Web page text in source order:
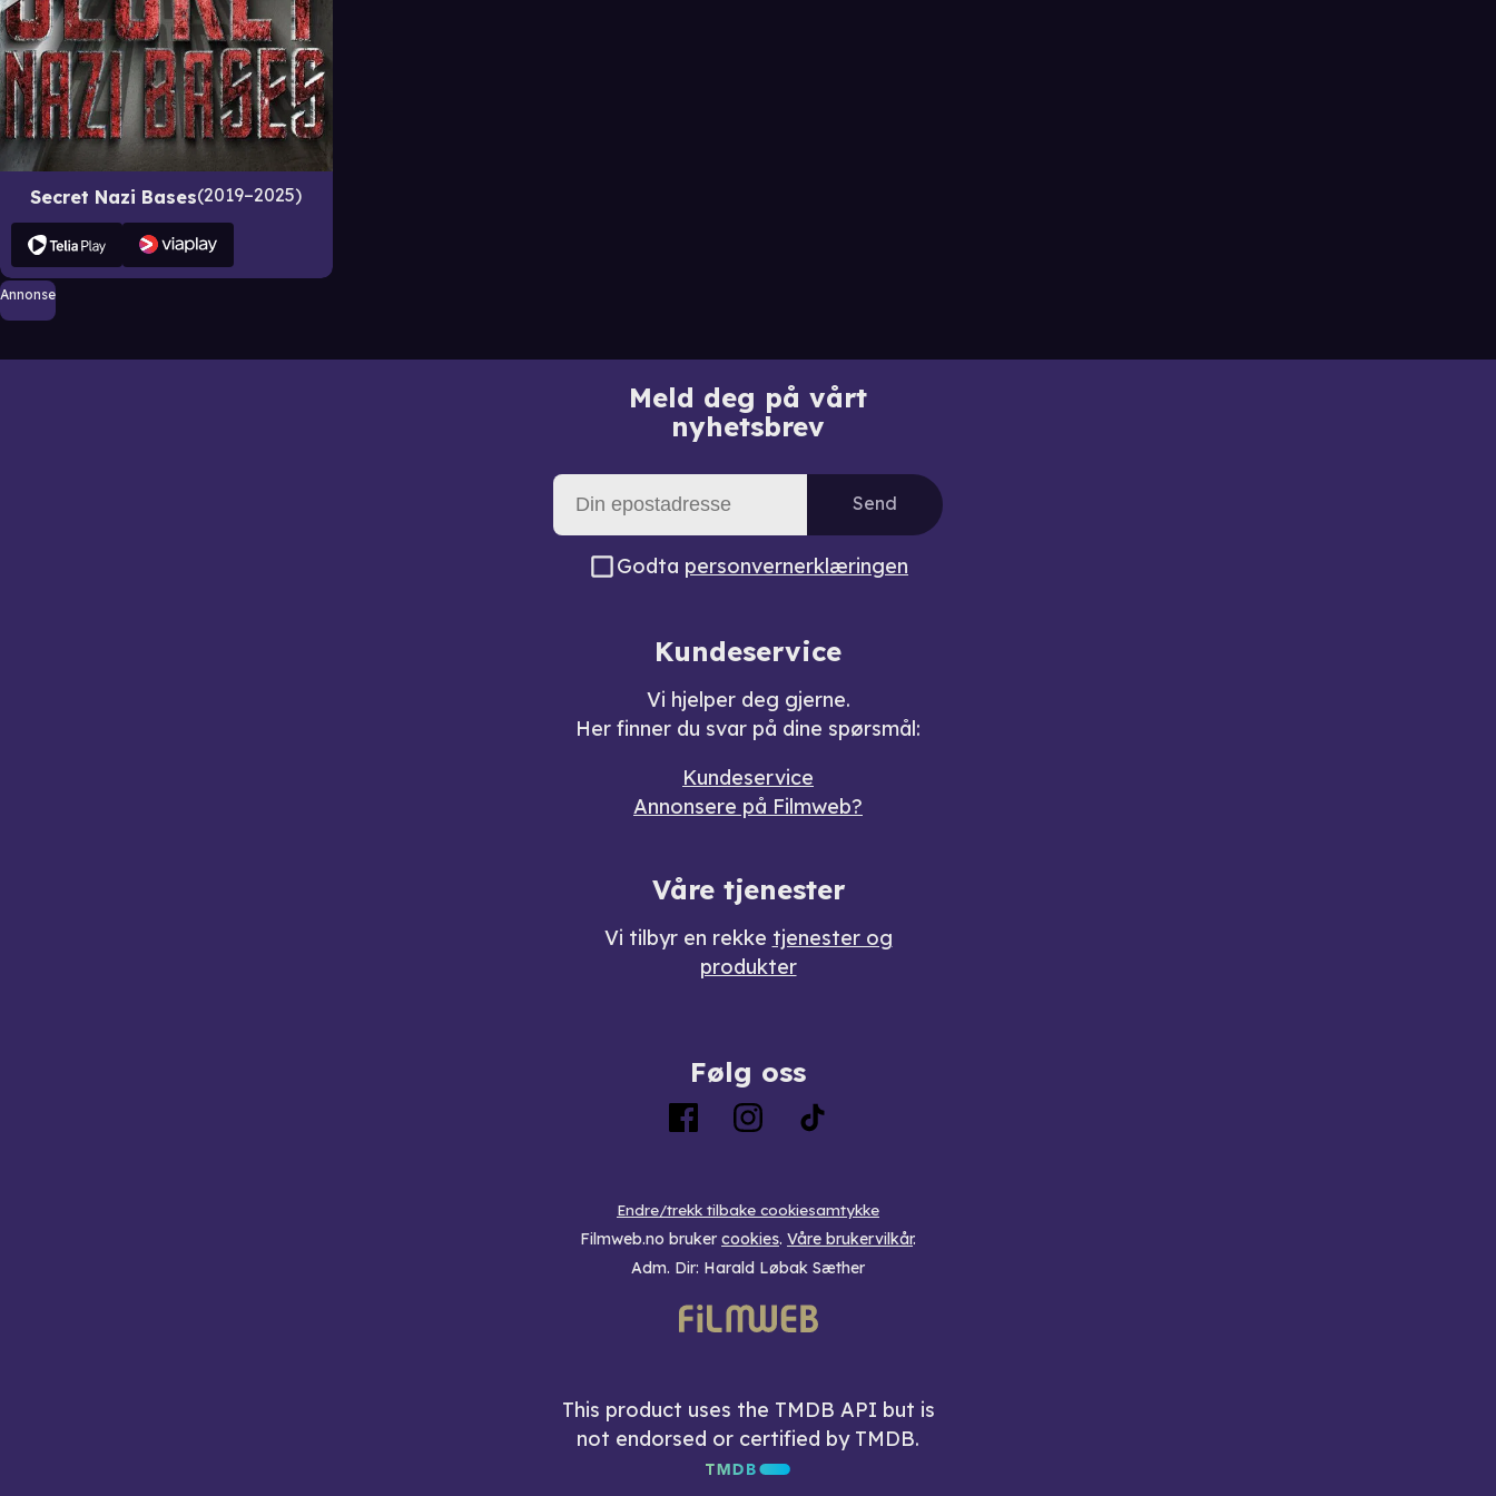
Secret Nazi Bases 2019–2025
Annonse
Meld deg på vårt
nyhetsbrev
Send
Godta personvernerklæringen
Kundeservice
Vi hjelper deg gjerne.
Her finner du svar på dine spørsmål:
Kundeservice
Annonsere på Filmweb?
Våre tjenester
Vi tilbyr en rekke tjenester og
produkter
Følg oss
Endre/trekk tilbake cookiesamtykke
Filmweb.no bruker cookies. Våre brukervilkår.
Adm. Dir: Harald Løbak Sæther
This product uses the TMDB API but is
not endorsed or certified by TMDB.